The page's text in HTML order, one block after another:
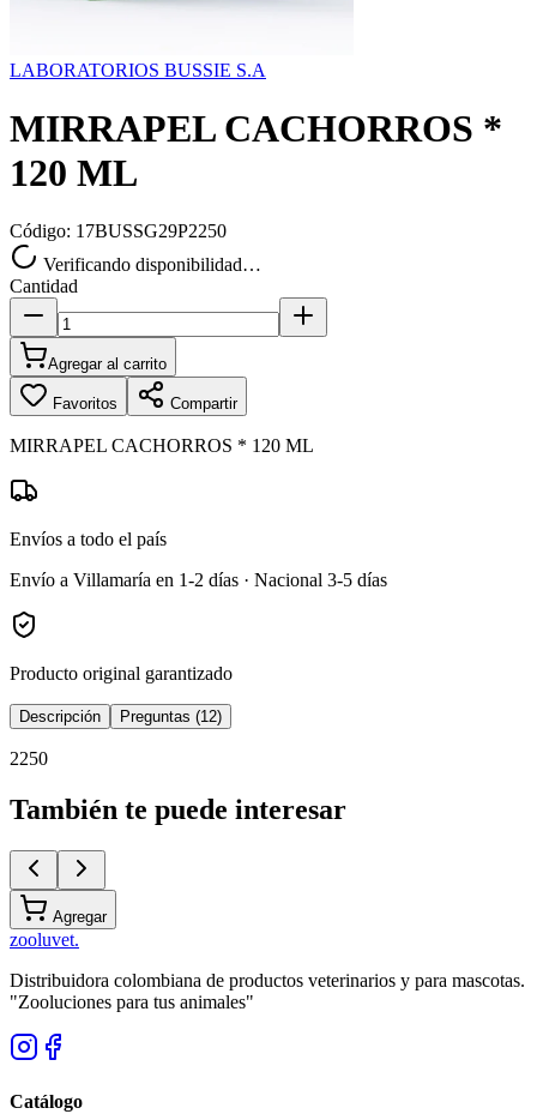
LABORATORIOS BUSSIE S.A
MIRRAPEL CACHORROS *
120 ML
Código: 17BUSSG29P2250
Verificando disponibilidad…
Cantidad
Agregar al carrito
Favoritos Compartir
MIRRAPEL CACHORROS * 120 ML
Envíos a todo el país
Envío a Villamaría en 1-2 días · Nacional 3-5 días
Producto original garantizado
Descripción Preguntas (12)
2250
También te puede interesar
Agregar
zooluvet.
Distribuidora colombiana de productos veterinarios y para mascotas.
"Zooluciones para tus animales"
Catálogo